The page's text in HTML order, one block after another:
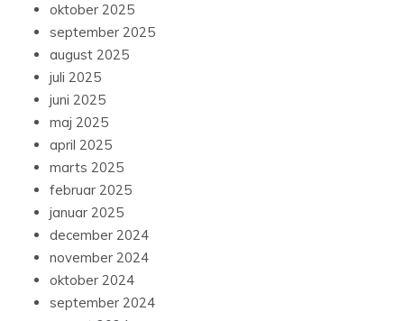
oktober 2025
september 2025
august 2025
juli 2025
juni 2025
maj 2025
april 2025
marts 2025
februar 2025
januar 2025
december 2024
november 2024
oktober 2024
september 2024